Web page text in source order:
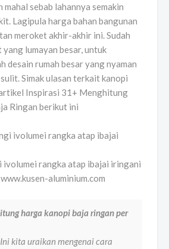
mahal sebab lahannya semakin
Lagipula harga bahan bangunan
meroket akhir-akhir ini. Sudah
lumayan besar, untuk
desain rumah besar yang nyaman
Simak ulasan terkait kanopi
Inspirasi 31+ Menghitung
Ringan berikut ini
ivolumei rangka atap ibajai iringani
aluminium.com
harga kanopi baja ringan per
kita uraikan mengenai cara